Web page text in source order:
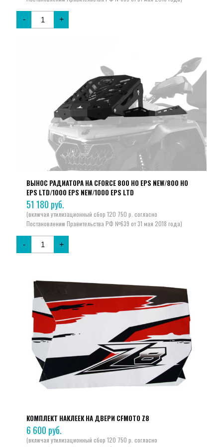
- +
ВЫНОС РАДИАТОРА НА CFORCE 800 HO EPS NEW/800 HO
EPS LTD/1000 EPS NEW/1000 EPS LTD
51 180 руб.
- +
КОМПЛЕКТ НАКЛЕЕК НА ДВЕРИ CFMOTO Z8
6 600 руб.